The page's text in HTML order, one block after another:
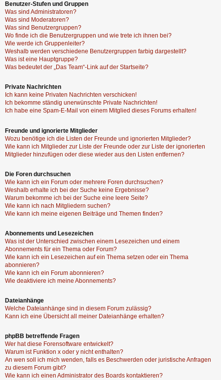
Benutzer-Stufen und Gruppen
Was sind Administratoren?
Was sind Moderatoren?
Was sind Benutzergruppen?
Wo finde ich die Benutzergruppen und wie trete ich ihnen bei?
Wie werde ich Gruppenleiter?
Weshalb werden verschiedene Benutzergruppen farbig dargestellt?
Was ist eine Hauptgruppe?
Was bedeutet der „Das Team“-Link auf der Startseite?
Private Nachrichten
Ich kann keine Privaten Nachrichten verschicken!
Ich bekomme ständig unerwünschte Private Nachrichten!
Ich habe eine Spam-E-Mail von einem Mitglied dieses Forums erhalten!
Freunde und ignorierte Mitglieder
Wozu benötige ich die Listen der Freunde und ignorierten Mitglieder?
Wie kann ich Mitglieder zur Liste der Freunde oder zur Liste der ignorierten
Mitglieder hinzufügen oder diese wieder aus den Listen entfernen?
Die Foren durchsuchen
Wie kann ich ein Forum oder mehrere Foren durchsuchen?
Weshalb erhalte ich bei der Suche keine Ergebnisse?
Warum bekomme ich bei der Suche eine leere Seite?
Wie kann ich nach Mitgliedern suchen?
Wie kann ich meine eigenen Beiträge und Themen finden?
Abonnements und Lesezeichen
Was ist der Unterschied zwischen einem Lesezeichen und einem
Abonnements für ein Thema oder Forum?
Wie kann ich ein Lesezeichen auf ein Thema setzen oder ein Thema
abonnieren?
Wie kann ich ein Forum abonnieren?
Wie deaktiviere ich meine Abonnements?
Dateianhänge
Welche Dateianhänge sind in diesem Forum zulässig?
Kann ich eine Übersicht all meiner Dateianhänge erhalten?
phpBB betreffende Fragen
Wer hat diese Forensoftware entwickelt?
Warum ist Funktion x oder y nicht enthalten?
An wen soll ich mich wenden, falls es Beschwerden oder juristische Anfragen
zu diesem Forum gibt?
Wie kann ich einen Administrator des Boards kontaktieren?